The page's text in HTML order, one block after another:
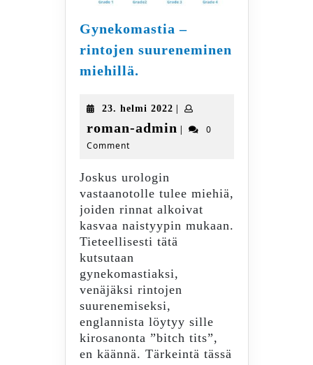
Gynekomastia –
rintojen suureneminen
miehillä.
suureneminen
miehillä.
23. helmi 202223.
|
roman-admin roman-
|
0
Comment
Joskus urologin
vastaanotolle tulee miehiä,
joiden rinnat alkoivat
kasvaa naistyypin mukaan.
Tieteellisesti tätä
kutsutaan
gynekomastiaksi,
venäjäksi rintojen
suurenemiseksi,
englannista löytyy sille
kirosanonta ”bitch tits”,
en käännä. Tärkeintä tässä